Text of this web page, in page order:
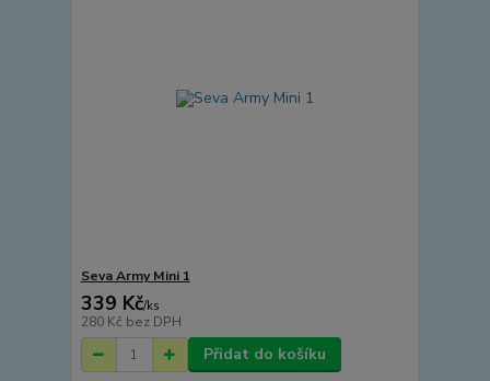
Seva Army Mini 1
339 Kč/ks
280 Kč bez DPH
Přidat do košíku